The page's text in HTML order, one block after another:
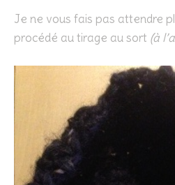
Je ne vous fais pas attendre
procédé au tirage au sort (à